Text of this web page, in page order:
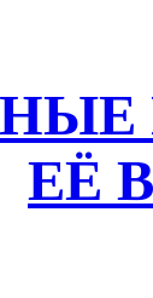
ЕЁ